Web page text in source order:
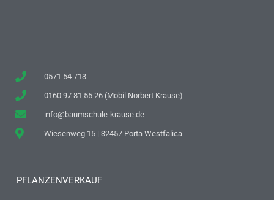
0571 54 713
0160 97 81 55 26 (Mobil Norbert Krause)
info@baumschule-krause.de
Wiesenweg 15 | 32457 Porta Westfalica
PFLANZENVERKAUF